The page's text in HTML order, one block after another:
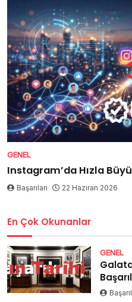
GENEL
Instagram’da Hızla
Başarıları 22 Haziran 2026
En Çok Okunanlar
GENEL